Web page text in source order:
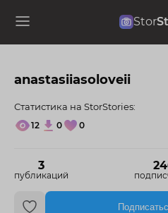
Stor
anastasiiasoloveii
3
публикаций
Статистика на StorStories:
12 0 0